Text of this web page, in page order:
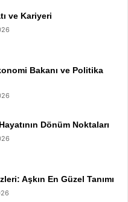
ve Kariyeri
Bakanı ve Politika
Dönüm Noktaları
Aşkın En Güzel Tanımı